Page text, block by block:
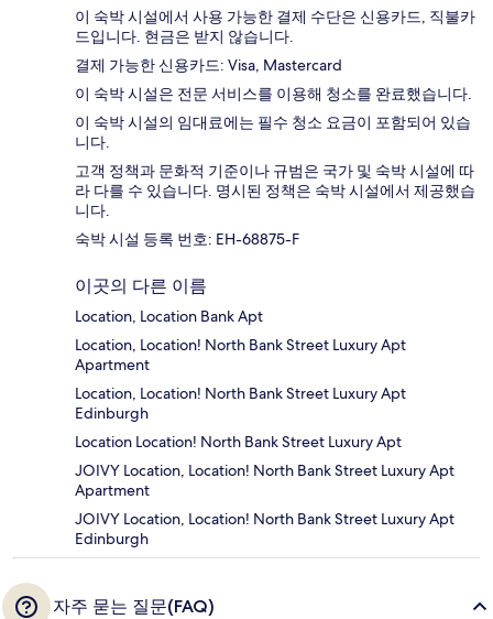
이 숙박 시설에서 사용 가능한 결제 수단은 신용카드, 직불카
드입니다. 현금은 받지 않습니다.
결제 가능한 신용카드: Visa, Mastercard
이 숙박 시설은 전문 서비스를 이용해 청소를 완료했습니다.
이 숙박 시설의 임대료에는 필수 청소 요금이 포함되어 있습
니다.
고객 정책과 문화적 기준이나 규범은 국가 및 숙박 시설에 따
라 다를 수 있습니다. 명시된 정책은 숙박 시설에서 제공했습
니다.
숙박 시설 등록 번호: EH-68875-F
이곳의 다른 이름
Location, Location Bank Apt
Location, Location! North Bank Street Luxury Apt
Apartment
Location, Location! North Bank Street Luxury Apt
Edinburgh
Location Location! North Bank Street Luxury Apt
JOIVY Location, Location! North Bank Street Luxury Apt
Apartment
JOIVY Location, Location! North Bank Street Luxury Apt
Edinburgh
자주 묻는 질문(FAQ)